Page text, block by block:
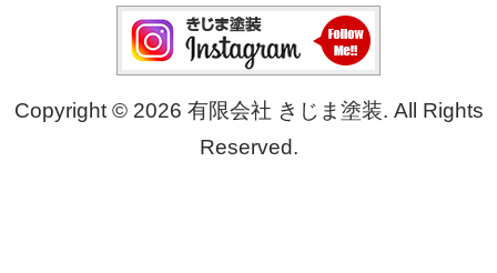
Copyright © 2026 有限会社 きじま塗装. All Rights
Reserved.